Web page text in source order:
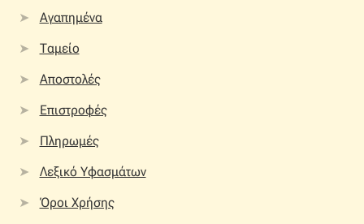
Αγαπημένα
Ταμείο
Αποστολές
Επιστροφές
Πληρωμές
Λεξικό Υφασμάτων
Όροι Χρήσης